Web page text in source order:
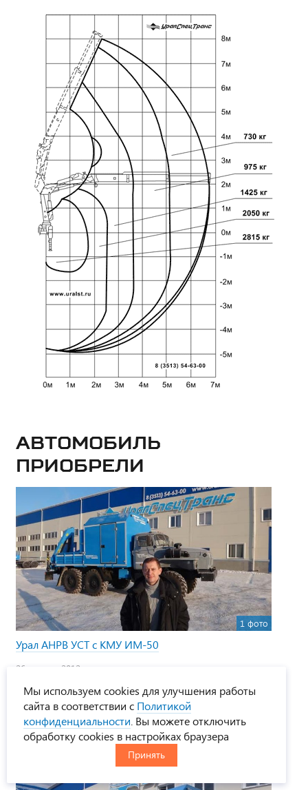
Автомобиль
приобрели
1 фото
Урал АНРВ УСТ с КМУ ИМ-50
26 января 2012
Способ доставки:
Покупатель из:Москва
Место работы:
Мы используем cookies для улучшения работы
сайта в соответствии с Политикой
конфиденциальности . Вы можете отключить
обработку cookies в настройках браузера
Принять